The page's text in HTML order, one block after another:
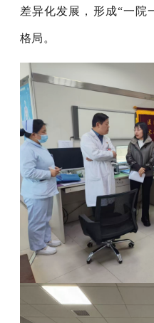
差异化发展，形成“一院
格局。